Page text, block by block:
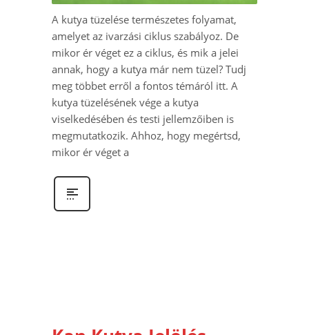
A kutya tüzelése természetes folyamat,
amelyet az ivarzási ciklus szabályoz. De
mikor ér véget ez a ciklus, és mik a jelei
annak, hogy a kutya már nem tüzel? Tudj
meg többet erről a fontos témáról itt. A
kutya tüzelésének vége a kutya
viselkedésében és testi jellemzőiben is
megmutatkozik. Ahhoz, hogy megértsd,
mikor ér véget a